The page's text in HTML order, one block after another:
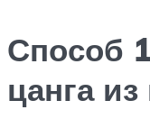
Способ
цанга